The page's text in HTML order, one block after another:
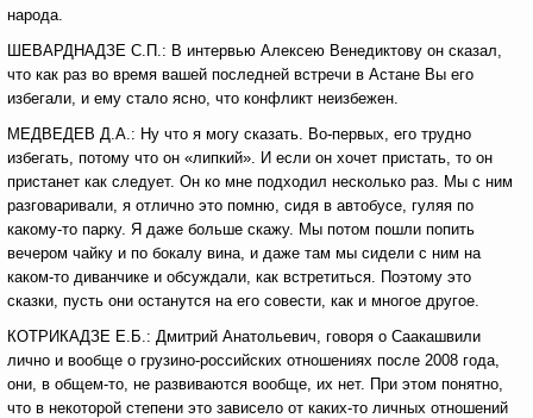
народа.
ШЕВАРДНАДЗЕ С.П.: В интервью Алексею Венедиктову он сказал,
что как раз во время вашей последней встречи в Астане Вы его
избегали, и ему стало ясно, что конфликт неизбежен.
МЕДВЕДЕВ Д.А.: Ну что я могу сказать. Во-первых, его трудно
избегать, потому что он «липкий». И если он хочет пристать, то он
пристанет как следует. Он ко мне подходил несколько раз. Мы с ним
разговаривали, я отлично это помню, сидя в автобусе, гуляя по
какому-то парку. Я даже больше скажу. Мы потом пошли попить
вечером чайку и по бокалу вина, и даже там мы сидели с ним на
каком-то диванчике и обсуждали, как встретиться. Поэтому это
сказки, пусть они останутся на его совести, как и многое другое.
КОТРИКАДЗЕ Е.Б.: Дмитрий Анатольевич, говоря о Саакашвили
лично и вообще о грузино-российских отношениях после 2008 года,
они, в общем-то, не развиваются вообще, их нет. При этом понятно,
что в некоторой степени это зависело от каких-то личных отношений